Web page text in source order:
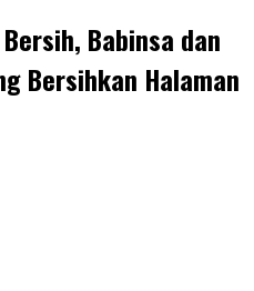
Babinsa dan
Bersihkan Halaman